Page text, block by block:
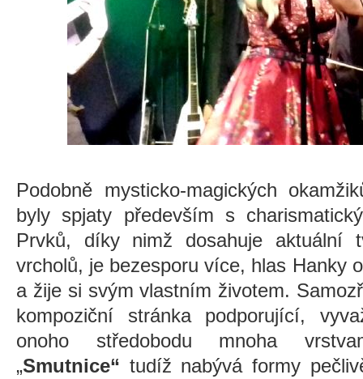
Podobně mysticko-magických
byly spjaty především s
Prvků, díky nimž dosahuje aktuální
vrcholů, je bezesporu více, hlas Hanky
a žije si svým vlastním životem.
kompoziční stránka podporující,
onoho středobodu mnoha
„Smutnice“ tudíž nabývá formy